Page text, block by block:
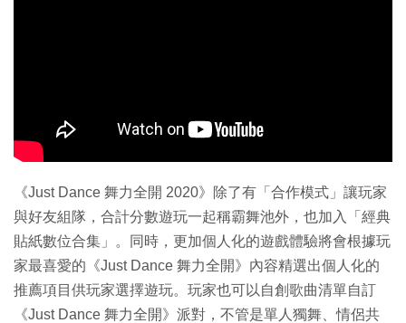
《Just Dance 舞力全開 2020》除了有「合作模式」讓玩家
與好友組隊，合計分數遊玩一起稱霸舞池外，也加入「經典
貼紙數位合集」。同時，更加個人化的遊戲體驗將會根據玩
家最喜愛的《Just Dance 舞力全開》內容精選出個人化的
推薦項目供玩家選擇遊玩。玩家也可以自創歌曲清單自訂
《Just Dance 舞力全開》派對，不管是單人獨舞、情侶共